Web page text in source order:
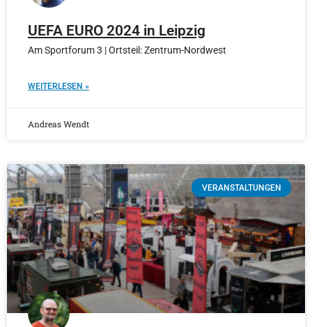
UEFA EURO 2024 in Leipzig
Am Sportforum 3 | Ortsteil: Zentrum-Nordwest
WEITERLESEN »
Andreas Wendt
VERANSTALTUNGEN